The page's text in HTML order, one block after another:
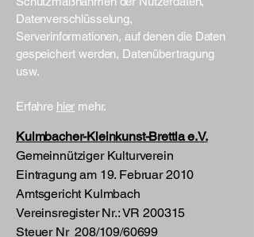
Datenverschlüsselung,
Serverinformationen, auf denen die Daten
gespeichert werden, Datenübertragung
usw.
Erfahre hier mehr.
Kulmbacher-Kleinkunst-Brettla e.V.
Gemeinnütziger Kulturverein
Eintragung am 19. Februar 2010
Amtsgericht Kulmbach
Vereinsregister Nr.: VR 200315
Steuer Nr 208/109/60699